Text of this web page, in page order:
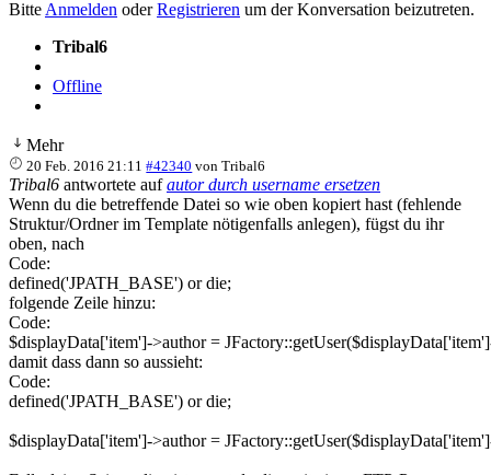
Bitte Anmelden oderRegistrieren um der Konversation beizutreten.
Tribal6
Offline
Mehr
20 Feb. 2016 21:11 #42340 vonTribal6
Tribal6 antwortete aufautor durch username ersetzen
Wenn du die betreffende Datei so wie oben kopiert hast (fehlende
Struktur/Ordner im Template nötigenfalls anlegen), fügst du ihr
oben, nach
Code:
defined('JPATH_BASE') or die;
folgende Zeile hinzu:
Code:
$displayData['item']->author =
damit dass dann so aussieht:
Code:
defined('JPATH_BASE') or die;
$displayData['item']->author =